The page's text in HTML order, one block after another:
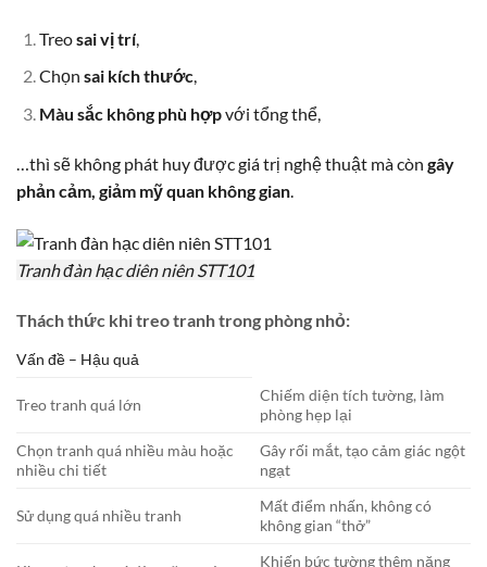
Treosai vị trí,
Chọn sai kích thước,
Màu sắc không phù hợpvới tổng thể,
…thì sẽ không phát huy được giá trị nghệ thuật mà còn gây
phản cảm, giảm mỹ quan không gian
Tranh đàn hạc diên niên STT101
Thách thức khi treo tranh trong phòng nhỏ:
Vấn đề – Hậu quả
Treo tranh quá lớn
Chiếm diện tích tường, làm
phòng hẹp lại
Chọn tranh quá nhiều màu hoặc
nhiều chi tiết
Gây rối mắt, tạo cảm giác ngột
ngạt
Sử dụng quá nhiều tranh
Mất điểm nhấn, không có
không gian “thở”
Khiến bức tường thêm nặng